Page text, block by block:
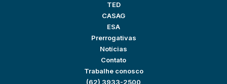
TED
CASAG
ESA
Prerrogativas
Notícias
Contato
Trabalhe conosco
(62) 3933-2500